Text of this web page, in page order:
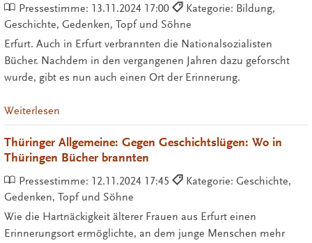
Pressestimme: 13.11.2024 17:00
Kategorie: Bildung,
Geschichte, Gedenken, Topf und Söhne
Erfurt. Auch in Erfurt verbrannten die Nationalsozialisten
Bücher. Nachdem in den vergangenen Jahren dazu geforscht
wurde, gibt es nun auch einen Ort der Erinnerung.
Weiterlesen
Thüringer Allgemeine: Gegen Geschichtslügen: Wo in
Thüringen Bücher brannten
Pressestimme: 12.11.2024 17:45
Kategorie: Geschichte,
Gedenken, Topf und Söhne
Wie die Hartnäckigkeit älterer Frauen aus Erfurt einen
Erinnerungsort ermöglichte, an dem junge Menschen mehr